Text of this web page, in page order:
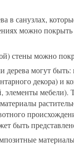
в санузлах,
можно покрыть
стены можно
дерева могут
декора) и
элементы
быть